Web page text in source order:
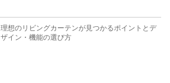
理想のリビングカーテンが見つかるポイントとデ
ザイン・機能の選び方